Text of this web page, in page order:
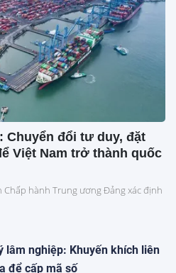
Chuyển đổi tư duy, đặt
Việt Nam trở thành quốc
Chấp hành Trung ương Đảng xác định
lâm nghiệp: Khuyến khích liên
để cấp mã số